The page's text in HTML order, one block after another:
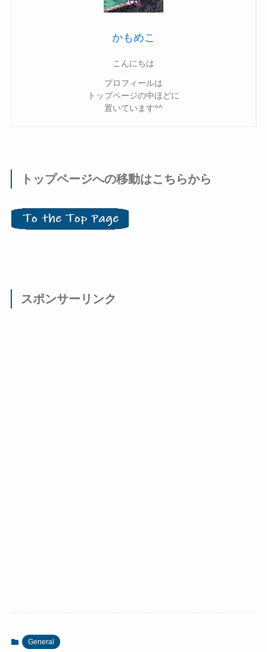
かもめこ
こんにちは
プロフィールは
トップページの中ほどに
置いています^^
トップページへの移動はこちらから
スポンサーリンク
General